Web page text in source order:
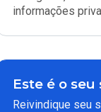
informações
Este é o seu
Reivindique seu